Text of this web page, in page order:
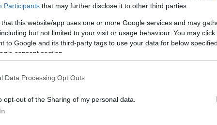
Participants that may further disclose it to other third parties.
that this website/app uses one or more Google services and may
but not limited to your visit or usage behaviour. You may
to Google and its third-party tags to use your data for below
consent section.
Data Processing Opt Outs
opt-out of the Sharing of my personal data.
300–400 g, k jejich využití je potřeba méně
podmínek. Pokud je však sval nucen pracovat za
anaerobních), využití energie ze sacharidů
cca 37 kJ/g), jejich využití je však
tělo vhodným zdrojem energie, uplatňují se